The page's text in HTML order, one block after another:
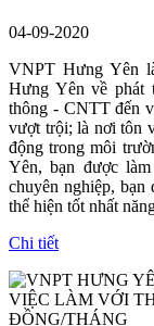
04-09-2020
VNPT Hưng Yên
Hưng Yên về phát
thông - CNTT đến
vượt trội; là nơi tôn
động trong môi
Yên, bạn được
chuyên nghiệp, bạn
thể hiện tốt nhất
Chi tiết